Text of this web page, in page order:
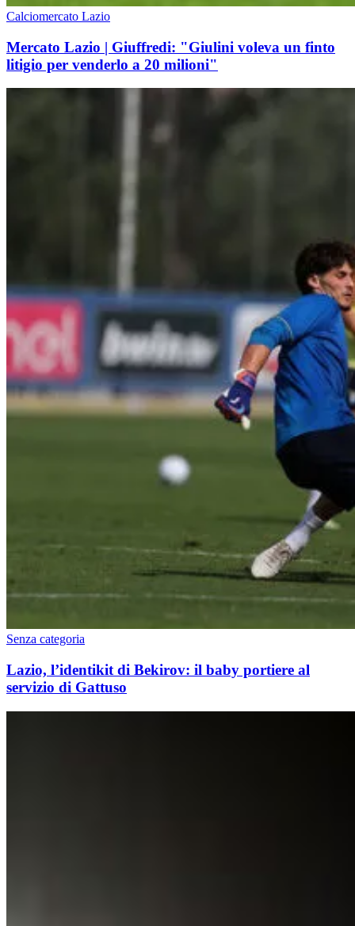
Calciomercato Lazio
Mercato Lazio | Giuffredi: "Giulini voleva un finto
litigio per venderlo a 20 milioni"
Senza categoria
Lazio, l’identikit di Bekirov: il baby portiere al
servizio di Gattuso